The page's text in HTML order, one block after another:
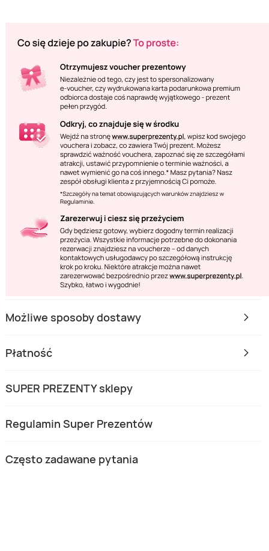
Możliwe sposoby dostawy
Płatność
SUPER PREZENTY sklepy
Regulamin Super Prezentów
Często zadawane pytania